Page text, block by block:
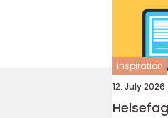
inspiration
12. July 2026